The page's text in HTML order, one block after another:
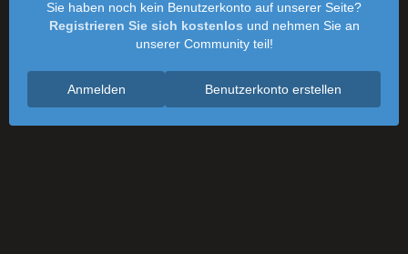
Sie haben noch kein Benutzerkonto auf unserer Seite?
Registrieren Sie sich kostenlos und nehmen Sie an
unserer Community teil!
Benutzerkonto erstellen
Anmelden